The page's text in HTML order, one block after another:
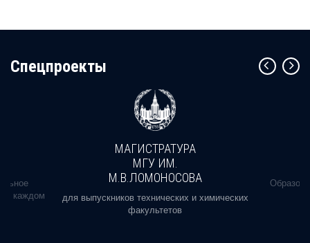
Cпецпроекты
в каждом
МАГИСТРАТУРА
МГУ ИМ.
М.В.ЛОМОНОСОВА
для выпускников технических и химических
факультетов